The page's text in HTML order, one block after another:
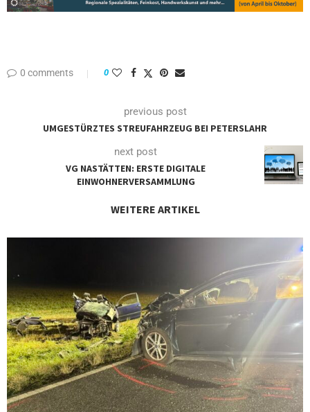
0 comments 0
previous post
UMGESTÜRZTES STREUFAHRZEUG BEI PETERSLAHR
next post
VG NASTÄTTEN: ERSTE DIGITALE
EINWOHNERVERSAMMLUNG
WEITERE ARTIKEL